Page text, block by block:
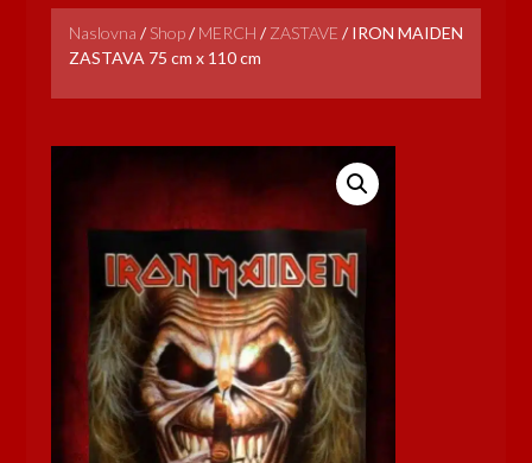
Naslovna / Shop/ MERCH / ZASTAVE / IRON MAIDEN
ZASTAVA 75 cm x 110 cm